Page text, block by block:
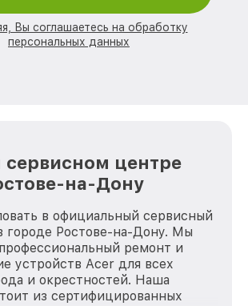
Вы соглашаетесь на обработку
персональных данных
центре
на-Дону
в официальный сервисный
городе Ростове-на-Дону. Мы
ремонт и
устройств Acer для всех
и окрестностей. Наша
из сертифицированных